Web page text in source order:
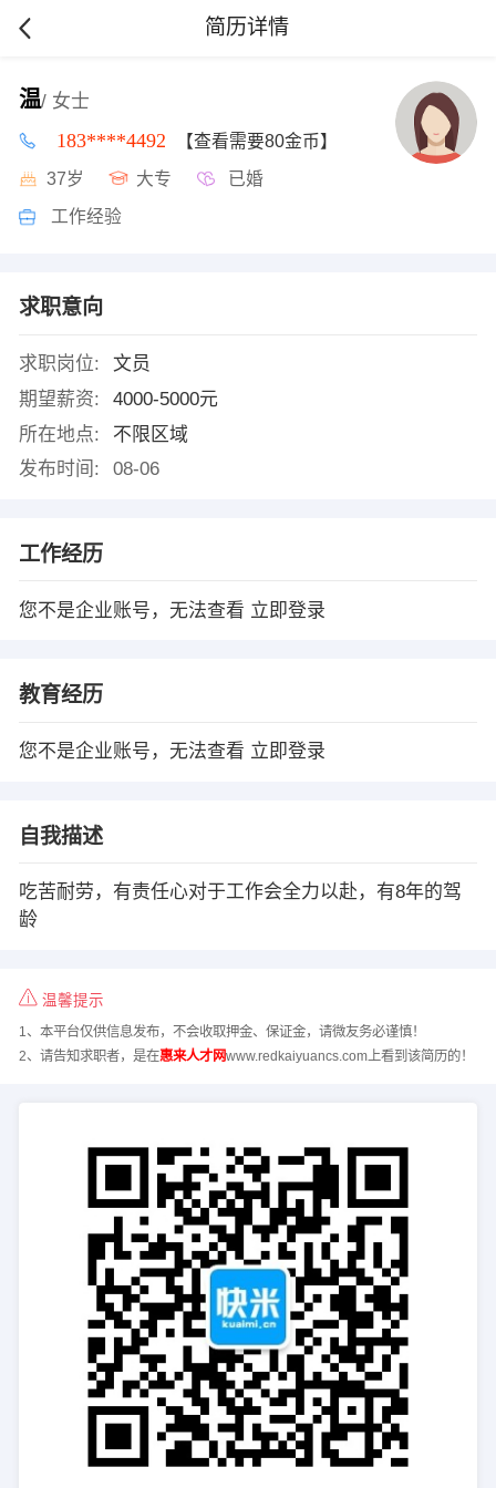
简历详情
温/ 女士
183****4492 【查看需要80金币】
37岁 大专 已婚
工作经验
求职意向
求职岗位:
文员
期望薪资:
4000-5000元
所在地点:
不限区域
发布时间:
08-06
工作经历
您不是企业账号，无法查看 立即登录
教育经历
您不是企业账号，无法查看 立即登录
自我描述
吃苦耐劳，有责任心对于工作会全力以赴，有8年的驾
龄
温馨提示
1、本平台仅供信息发布，不会收取押金、保证金，请微友务必谨慎！
2、请告知求职者，是在惠来人才网www.redkaiyuancs.com上看到该简历的！